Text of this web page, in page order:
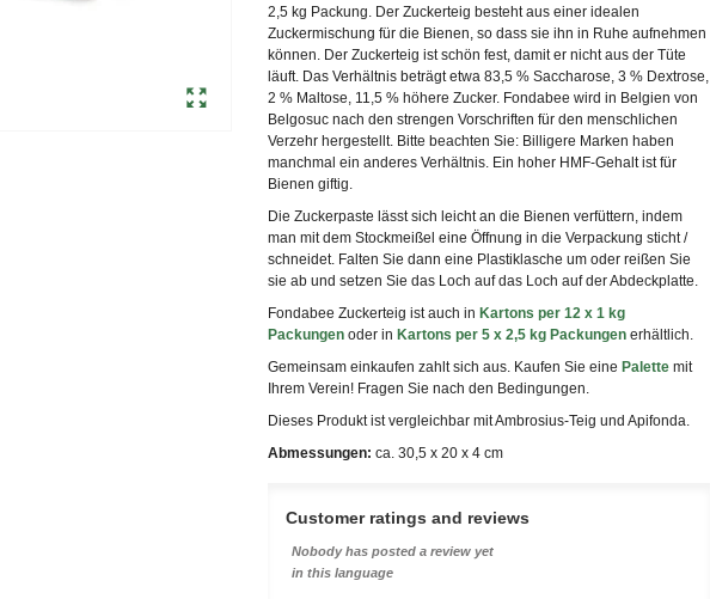
2,5 kg Packung. Der Zuckerteig besteht aus einer idealen
Zuckermischung für die Bienen, so dass sie ihn in Ruhe aufnehmen
können. Der Zuckerteig ist schön fest, damit er nicht aus der Tüte
läuft. Das Verhältnis beträgt etwa 83,5 % Saccharose, 3 % Dextrose,
2 % Maltose, 11,5 % höhere Zucker. Fondabee wird in Belgien von
Belgosuc nach den strengen Vorschriften für den menschlichen
Verzehr hergestellt. Bitte beachten Sie: Billigere Marken haben
manchmal ein anderes Verhältnis. Ein hoher HMF-Gehalt ist für
Bienen giftig.
Die Zuckerpaste lässt sich leicht an die Bienen verfüttern, indem
man mit dem Stockmeißel eine Öffnung in die Verpackung sticht /
schneidet. Falten Sie dann eine Plastiklasche um oder reißen Sie
sie ab und setzen Sie das Loch auf das Loch auf der Abdeckplatte.
Fondabee Zuckerteig ist auch in Kartons per 12 x 1 kg
Packungenoder in Kartons per 5 x 2,5 kg Packungenerhältlich.
Gemeinsam einkaufen zahlt sich aus. Kaufen Sie eine Palettemit
Ihrem Verein! Fragen Sie nach den Bedingungen.
Dieses Produkt ist vergleichbar mit Ambrosius-Teig und Apifonda.
Abmessungen: ca. 30,5 x 20 x 4 cm
Customer ratings and reviews
Nobody has posted a review yet
in this language